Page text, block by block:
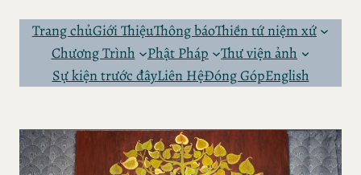
Trang chủGiới ThiệuThông báoThiền tứ niệm xứ
Chương Trình
Phật Pháp
Thư viện ảnh
Sự kiện trước đâyLiên HệĐóng GópEnglish